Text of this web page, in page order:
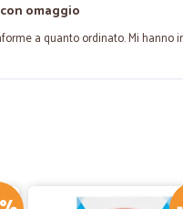
omaggio
a quanto ordinato. Mi hanno
puntuale. Ringraziamo anche
consegna che è avvenuta da una
acquisti e 5 stelle assicurate.